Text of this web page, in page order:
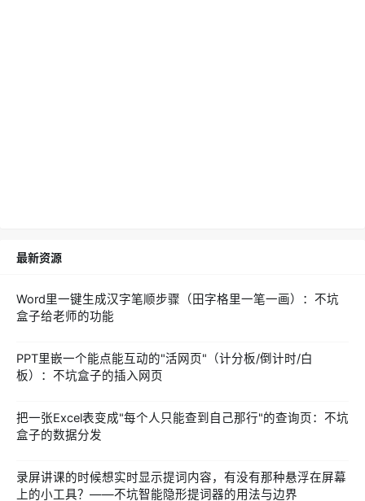
最新资源
Word里一键生成汉字笔顺步骤（田字格里一笔一画）：不坑
盒子给老师的功能
PPT里嵌一个能点能互动的"活网页"（计分板/倒计时/白
板）：不坑盒子的插入网页
把一张Excel表变成"每个人只能查到自己那行"的查询页：不坑
盒子的数据分发
录屏讲课的时候想实时显示提词内容，有没有那种悬浮在屏幕
上的小工具？——不坑智能隐形提词器的用法与边界